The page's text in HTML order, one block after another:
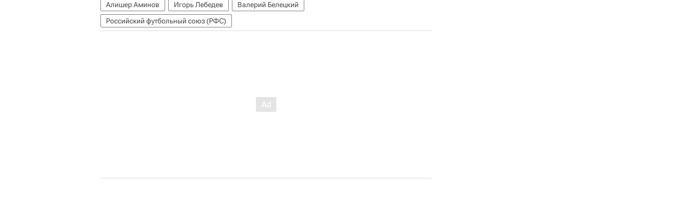
Алишер Аминов
Игорь Лебедев
Валерий Белецкий
Российский футбольный союз (РФС)